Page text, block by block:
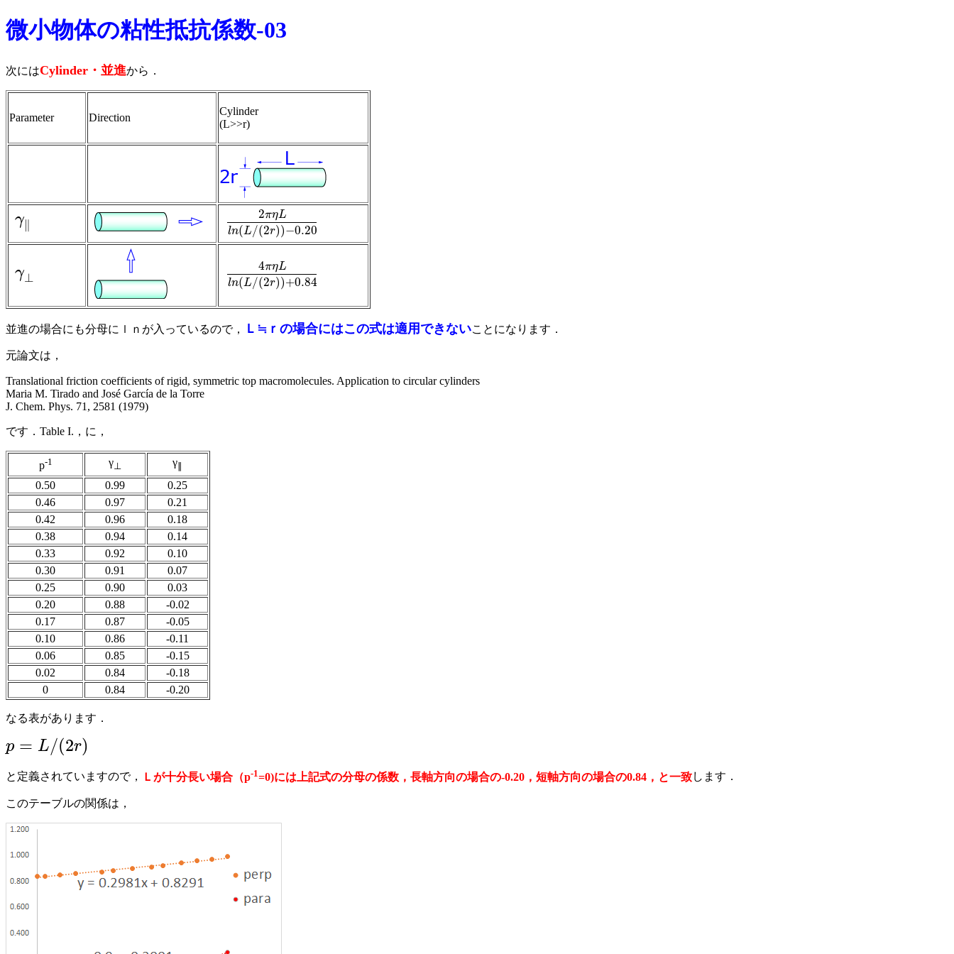
微小物体の粘性抵抗係数-03
次にはCylinder・並進から．
Parameter Direction
Cylinder
(L>>r)
γ∥
γ∥
2πηL
ln(L/(2r))−0.20
2πηLln(L/(2r))−0.20
γ⊥
γ⊥
4πηL
ln(L/(2r))+0.84
4πηLln(L/(2r))+0.84
並進の場合にも分母にｌｎが入っているので， Ｌ≒ｒの場合にはこの式は適用できないことになります．
元論文は，
Translational friction coefficients of rigid, symmetric top macromolecules. Application to circular cylinders
Maria M. Tirado and José García de la Torre
J. Chem. Phys. 71, 2581 (1979)
です．Table I.，に，
p-1 γ⊥ γ
0.50 0.99
0.25
0.46
0.97
0.21
0.42
0.96
0.18
0.38
0.94
0.14
0.33
0.92
0.10
0.30
0.91
0.07
0.25
0.90
0.03
0.20
0.88
-0.02
0.17
0.87
-0.05
0.10
0.86
-0.11
0.06
0.85
-0.15
0.02
0.84
-0.18
0
0.84 -0.20
なる表があります．
p = L/(2r)
p= L/(2 r)
と定義されていますので， Ｌが十分長い場合（p-1=0)には上記式の分母の係数，長軸方向の場合の-0.20，短軸方向の場合の0.84，と一致します．
このテーブルの関係は，